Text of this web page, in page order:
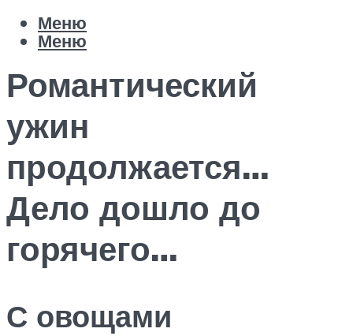
Меню
Меню
Романтический
ужин
продолжается…
Дело дошло до
горячего…
С овощами